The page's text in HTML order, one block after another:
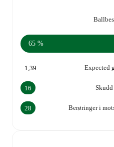
65 %
Expected
1,39
16
Berøringer i
28